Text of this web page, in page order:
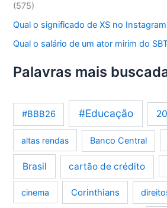
(575)
Qual o significado de XS no
Qual o salário de um ator mirim do
Palavras mais
#BBB26 #Educação
altas rendas Banco Central
Brasil cartão de crédito
cinema Corinthians